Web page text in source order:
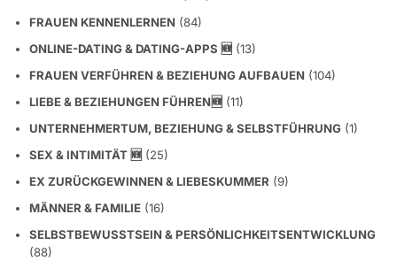
FRAUEN KENNENLERNEN (84)
ONLINE-DATING & DATING-APPS 🆕 (13)
FRAUEN VERFÜHREN & BEZIEHUNG AUFBAUEN (104)
LIEBE & BEZIEHUNGEN FÜHREN🆕 (11)
UNTERNEHMERTUM, BEZIEHUNG & SELBSTFÜHRUNG (1)
SEX & INTIMITÄT 🆕 (25)
EX ZURÜCKGEWINNEN & LIEBESKUMMER (9)
MÄNNER & FAMILIE (16)
SELBSTBEWUSSTSEIN & PERSÖNLICHKEITSENTWICKLUNG
(88)